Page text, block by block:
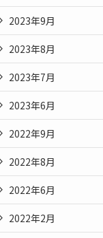
2023年9月
2023年8月
2023年7月
2023年6月
2022年9月
2022年8月
2022年6月
2022年2月